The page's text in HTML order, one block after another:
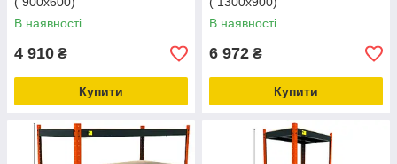
В наявності
4 910 ₴
Купити
В наявності
6 972 ₴
Купити